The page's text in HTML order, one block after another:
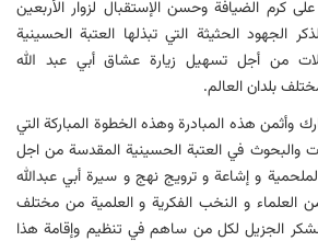
کرم الضیافة وحسن الإستقبال لزوار الأربعین
الجهود الحثیثة التي تبذلها العتبة الحسینیة
من أجل تسهیل زیارة عشاق أبي عبد الله
بلدان العالم.
وأثمن هذه المبادرة وهذه الخطوة المباركة التي
والبحوث في العتبة الحسينية المقدسة من اجل
و إشاعة و ترويج نهج و سيرة أبي عبدالله
و النخب الفكرية و العلمية من مختلف
الجزیل لكل من ساهم في تنظیم وإقامة هذا